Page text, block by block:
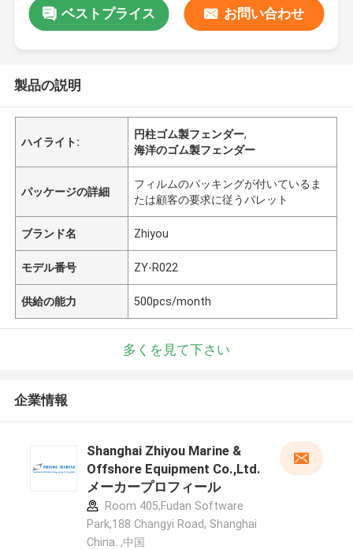
ベストプライス お問い合わせ
製品の説明
ハイライト:
円柱ゴム製フェンダー,
海洋のゴム製フェンダー
パッケージの詳細
フィルムのパッキングが付いているま
たは顧客の要求に従うパレット
ブランド名 Zhiyou
モデル番号 ZY-R022
供給の能力 500pcs/month
多くを見て下さい
企業情報
Shanghai Zhiyou Marine &
Offshore Equipment Co.,Ltd.
メーカープロフィール
Room 405,Fudan Software
Park,188 Changyi Road, Shanghai
China. ,中国